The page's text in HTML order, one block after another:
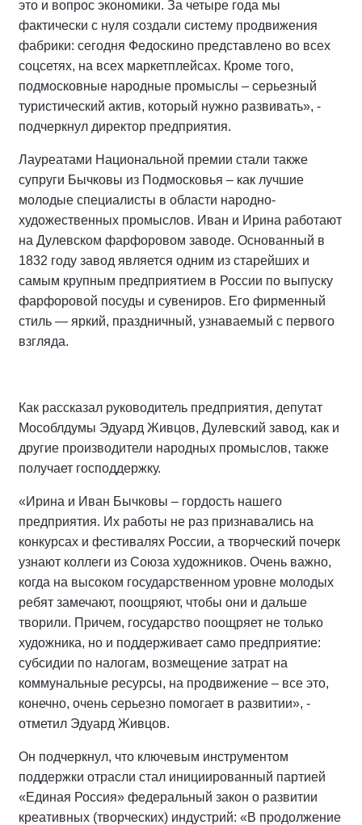
это и вопрос экономики. За четыре года мы
фактически с нуля создали систему продвижения
фабрики: сегодня Федоскино представлено во всех
соцсетях, на всех маркетплейсах. Кроме того,
подмосковные народные промыслы – серьезный
туристический актив, который нужно развивать», -
подчеркнул директор предприятия.
Лауреатами Национальной премии стали также
супруги Бычковы из Подмосковья – как лучшие
молодые специалисты в области народно-
художественных промыслов. Иван и Ирина работают
на Дулевском фарфоровом заводе. Основанный в
1832 году завод является одним из старейших и
самым крупным предприятием в России по выпуску
фарфоровой посуды и сувениров. Его фирменный
стиль — яркий, праздничный, узнаваемый с первого
взгляда.
Как рассказал руководитель предприятия, депутат
Мособлдумы Эдуард Живцов, Дулевский завод, как и
другие производители народных промыслов, также
получает господдержку.
«Ирина и Иван Бычковы – гордость нашего
предприятия. Их работы не раз признавались на
конкурсах и фестивалях России, а творческий почерк
узнают коллеги из Союза художников. Очень важно,
когда на высоком государственном уровне молодых
ребят замечают, поощряют, чтобы они и дальше
творили. Причем, государство поощряет не только
художника, но и поддерживает само предприятие:
субсидии по налогам, возмещение затрат на
коммунальные ресурсы, на продвижение – все это,
конечно, очень серьезно помогает в развитии», -
отметил Эдуард Живцов.
Он подчеркнул, что ключевым инструментом
поддержки отрасли стал инициированный партией
«Единая Россия» федеральный закон о развитии
креативных (творческих) индустрий: «В продолжение